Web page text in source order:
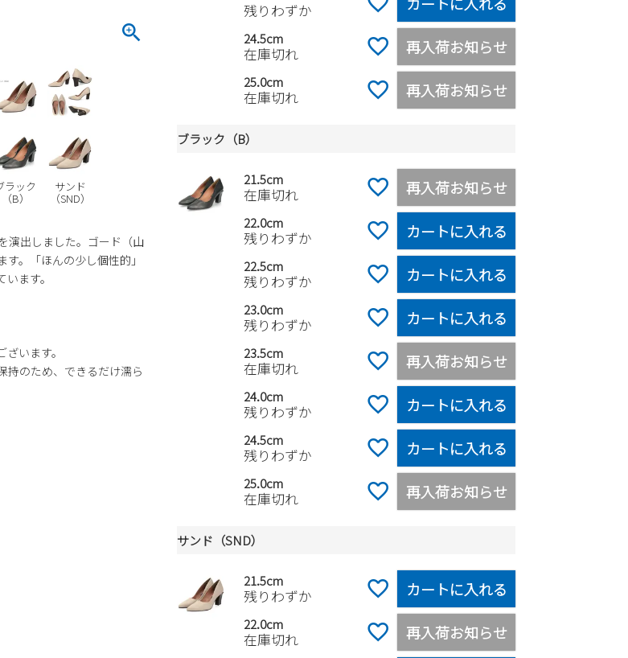
ラック
（B）
サンド
（SND）
演出しました。ゴード（山
。「ほんの少し個性的」
ます。
います。
持のため、できるだけ濡ら
残りわずか
24.5cm
在庫切れ 再入荷お知らせ
25.0cm
在庫切れ 再入荷お知らせ
ブラック（B）
21.5cm
在庫切れ 再入荷お知らせ
22.0cm
残りわずか カートに入れる
22.5cm
残りわずか カートに入れる
23.0cm
残りわずか カートに入れる
23.5cm
在庫切れ 再入荷お知らせ
24.0cm
残りわずか カートに入れる
24.5cm
残りわずか カートに入れる
25.0cm
在庫切れ 再入荷お知らせ
サンド（SND）
21.5cm
残りわずか カートに入れる
22.0cm
在庫切れ 再入荷お知らせ